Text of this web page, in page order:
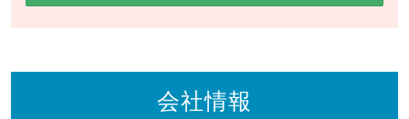
会社情報